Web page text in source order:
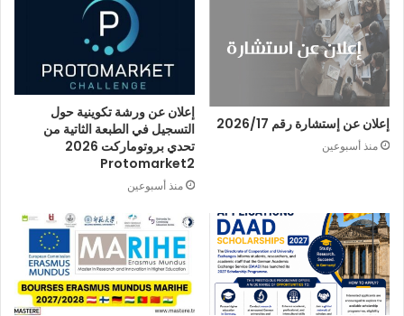
إعلان عن إستشارة رقم 2026/17
منذ أسبوعين
إعلان عن ورشة تكوينية حول
التسجيل في الطبعة الثاتية من
تحدي بروتوماركت 2026
Protomarket2
منذ أسبوعين